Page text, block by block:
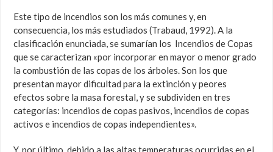
Este tipo de incendios son los más comunes y, en
consecuencia, los más estudiados (Trabaud, 1992). A la
clasificación enunciada, se sumarían los Incendios de Copas
que se caracterizan «por incorporar en mayor o menor grado
la combustión de las copas de los árboles. Son los que
presentan mayor dificultad para la extinción y peores
efectos sobre la masa forestal, y se subdividen en tres
categorías: incendios de copas pasivos, incendios de copas
activos e incendios de copas independientes».